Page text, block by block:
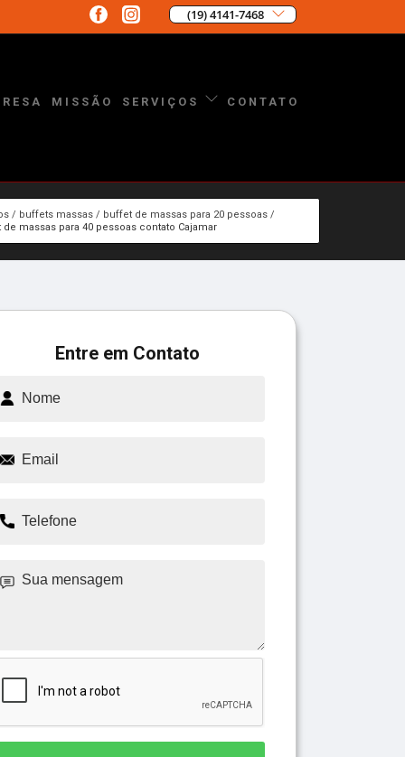
(19) 4141-7468
MISSÃO SERVIÇOS CONTATO
buffets massas
buffet de massas para 20 pessoas
de massas para 40 pessoas contato Cajamar
Entre em Contato